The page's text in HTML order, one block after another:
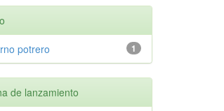
1
potrero
de lanzamiento